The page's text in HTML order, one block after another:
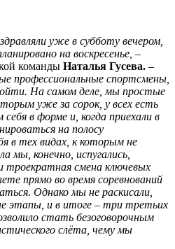
уже в субботу вечером,
на воскресенье, –
команды Наталья Гусева. –
профессиональные спортсмены,
На самом деле, мы простые
уже за сорок, у всех есть
в форме и, когда приехали в
на полосу
в тех видах, к которым не
мы, конечно, испугались,
троекратная смена ключевых
прямо во время соревнований
Однако мы не раскисали,
этапы, и в итоге – три третьих
стать безоговорочным
слёта, чему мы